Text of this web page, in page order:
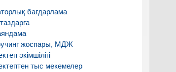
бағдарлама
жоспары, МДЖ
әкімшілігі
тыс мекемелер